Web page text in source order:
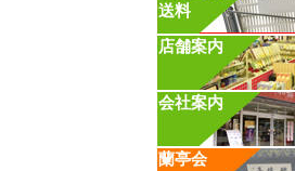
送料
店舗案内
会社案内
蘭亭会